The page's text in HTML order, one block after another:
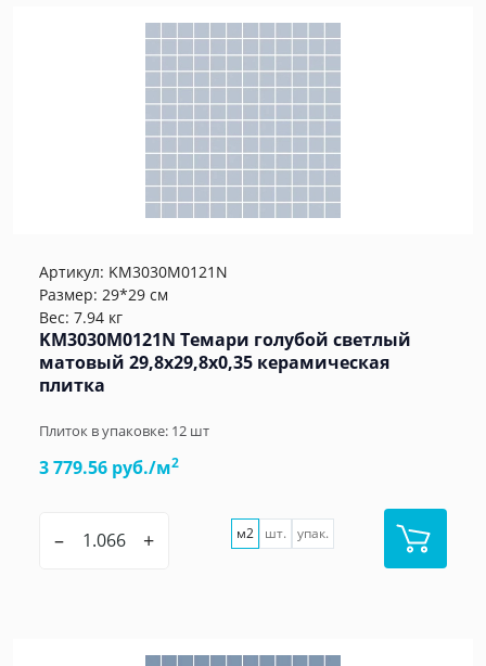
Артикул: KM3030M0121N
Размер: 29*29 см
Вес: 7.94 кг
KM3030M0121N Темари голубой светлый
матовый 29,8x29,8x0,35 керамическая
плитка
Плиток в упаковке: 12 шт
3 779.56 руб./м2
– + м2 шт. упак.